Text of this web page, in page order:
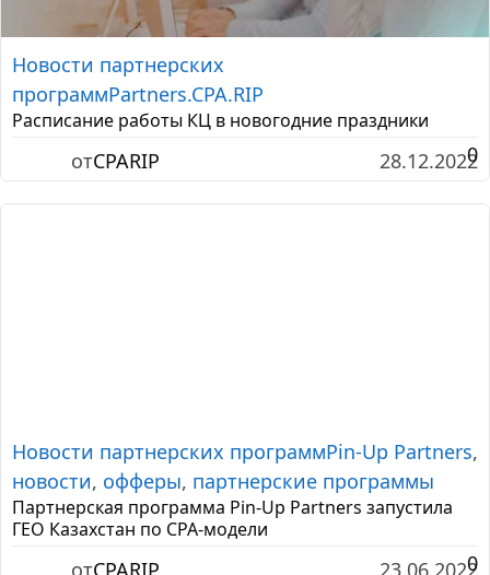
0
Новости партнерских
программPartners.CPA.RIP
Расписание работы КЦ в новогодние праздники
отCPARIP 28.12.2022
0
Новости партнерских программPin-Up Partners,
новости, офферы, партнерские программы
Партнерская программа Pin-Up Partners запустила
ГЕО Казахстан по CPA-модели
отCPARIP 23.06.2022